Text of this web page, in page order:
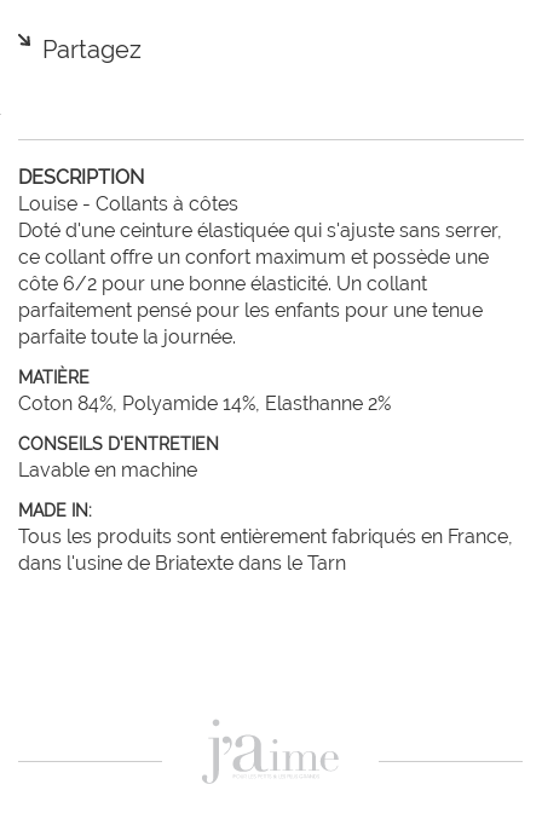
Partagez
DESCRIPTION
Louise - Collants à côtes
Doté d'une ceinture élastiquée qui s'ajuste sans serrer,
ce collant offre un confort maximum et possède une
côte 6/2 pour une bonne élasticité. Un collant
parfaitement pensé pour les enfants pour une tenue
parfaite toute la journée.
MATIÈRE
Coton 84%, Polyamide 14%, Elasthanne 2%
CONSEILS D'ENTRETIEN
Lavable en machine
MADE IN:
Tous les produits sont entièrement fabriqués en France,
dans l'usine de Briatexte dans le Tarn